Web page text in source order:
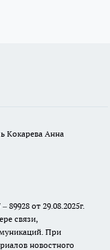
Кокарева Анна
от 29.08.2025г.
связи,
При
новостного